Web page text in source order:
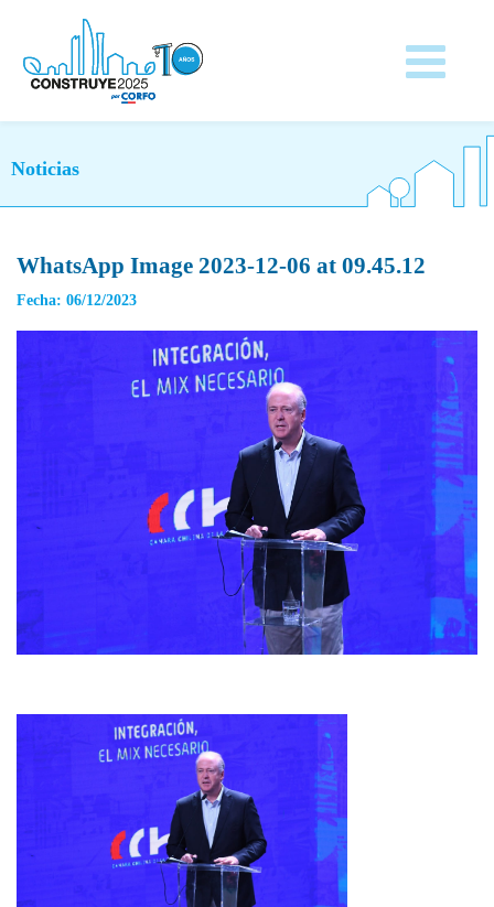
Noticias
WhatsApp Image 2023-12-06 at 09.45.12
Fecha: 06/12/2023